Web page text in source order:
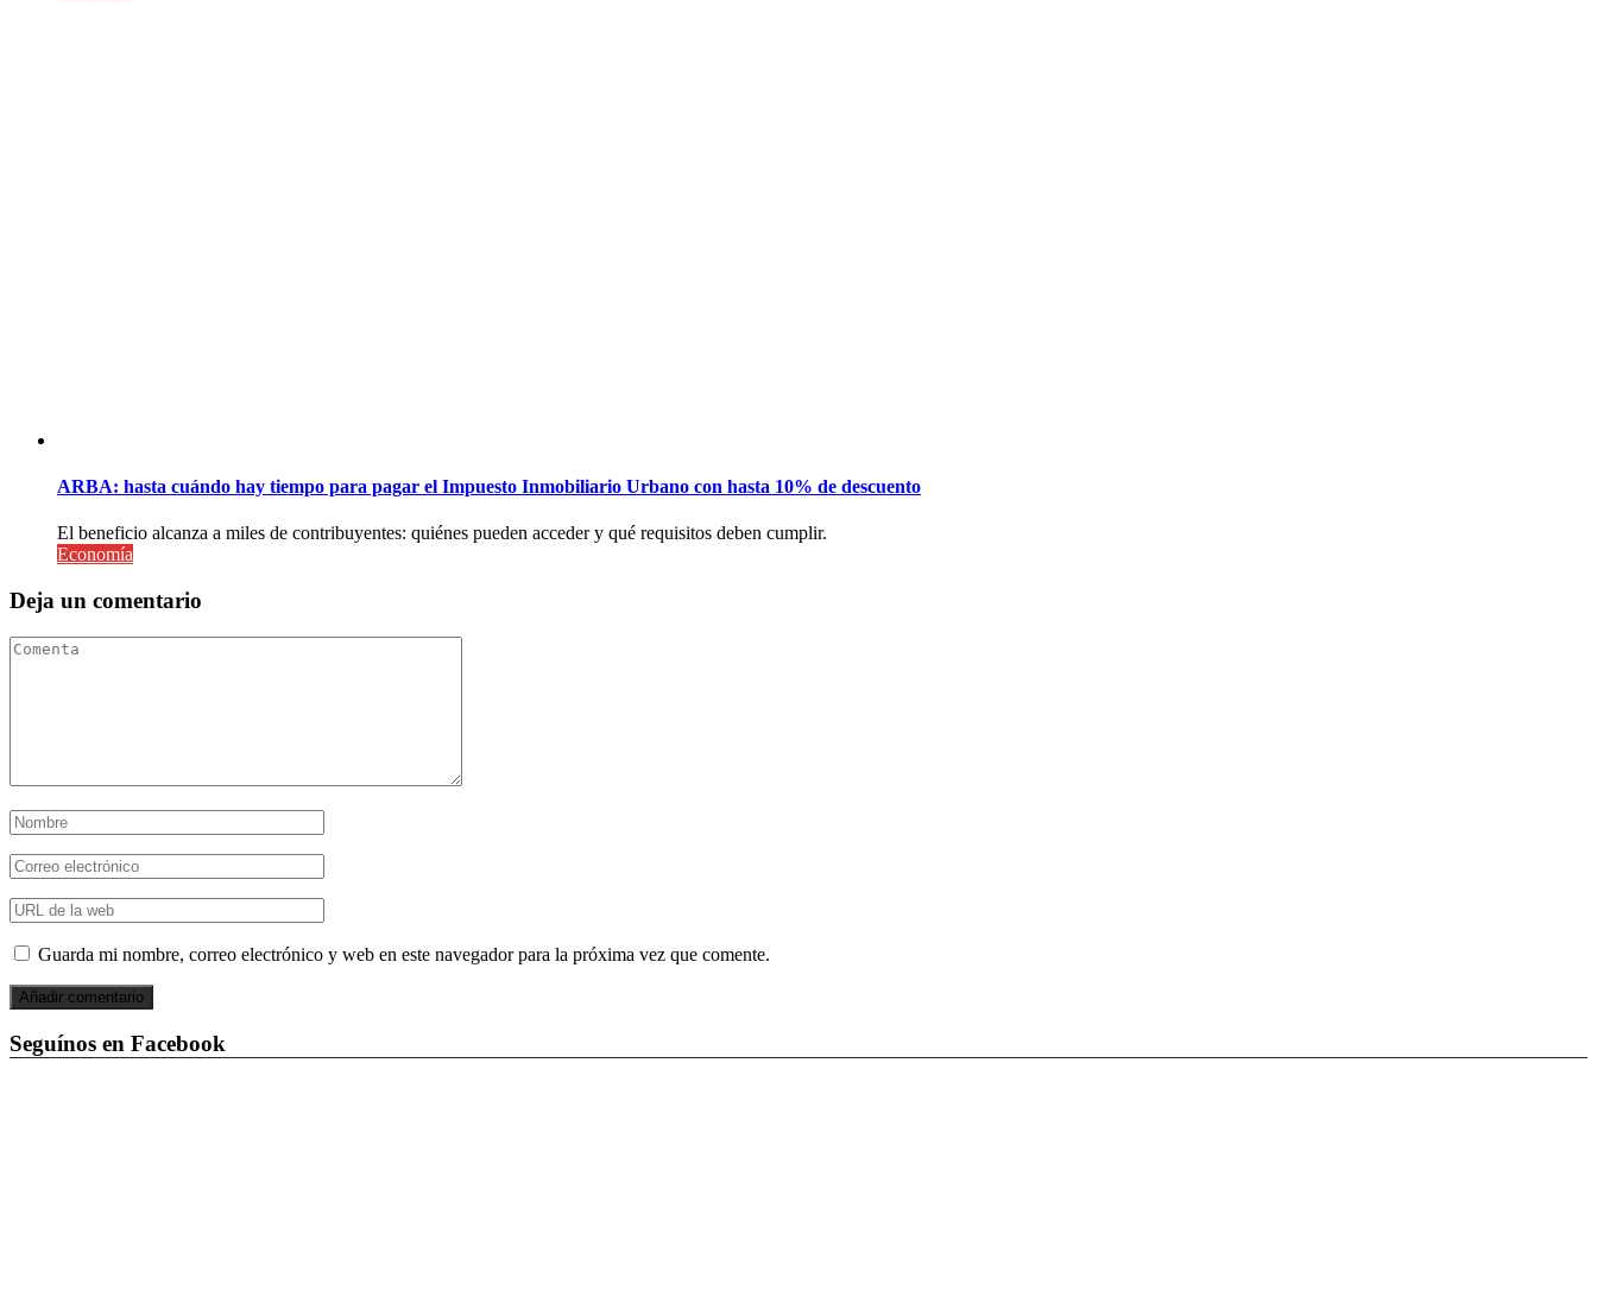
ARBA: hasta cuándo hay tiempo para pagar el Impuesto Inmobiliario Urbano con hasta 10% de descuento
El beneficio alcanza a miles de contribuyentes: quiénes pueden acceder y qué requisitos deben cumplir.
Economía
Deja un comentario
Guarda mi nombre, correo electrónico y web en este navegador para la próxima vez que comente.
Seguínos en Facebook